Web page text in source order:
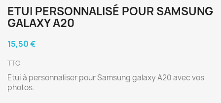
ETUI PERSONNALISÉ POUR SAMSUNG
GALAXY A20
15,50 €
TTC
Etui à personnaliser pour Samsung galaxy A20 avec vos
photos.